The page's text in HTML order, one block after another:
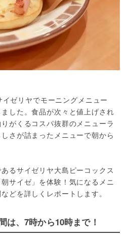
ゼリヤでモーニングメニュー
した。食品が次々と値上げされ
がくるコスパ抜群のメニューラ
さが詰まったメニューで朝から
るサイゼリヤ大島ピーコックス
サイゼ」を体験！気になるメニ
どを詳しくレポートします。
は、7時から10時まで！